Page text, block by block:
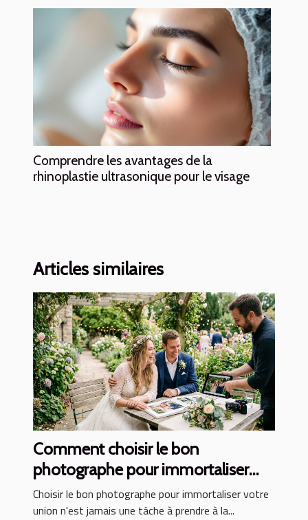
Comprendre les avantages de la
rhinoplastie ultrasonique pour le visage
Articles similaires
Comment choisir le bon
photographe pour immortaliser
votre union ?
Choisir le bon photographe pour immortaliser votre
union n'est jamais une tâche à prendre à la...